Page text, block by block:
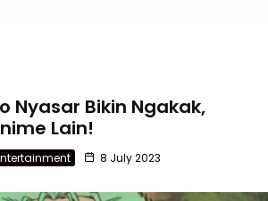
Nyasar Bikin Ngakak,
Lain!
8 July 2023